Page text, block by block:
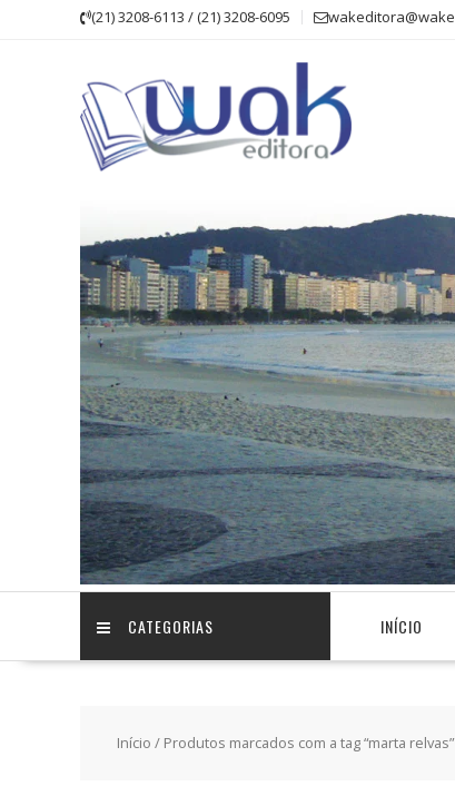
(21) 3208-6113 / (21) 3208-6095
CATEGORIAS INÍCIO
Início / Produtos marcados com a tag “marta relvas”